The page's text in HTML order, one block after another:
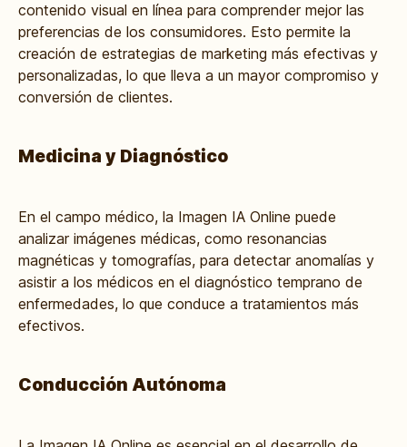
contenido visual en línea para comprender mejor las
preferencias de los consumidores. Esto permite la
creación de estrategias de marketing más efectivas y
personalizadas, lo que lleva a un mayor compromiso y
conversión de clientes.
Medicina y Diagnóstico
En el campo médico, la Imagen IA Online puede
analizar imágenes médicas, como resonancias
magnéticas y tomografías, para detectar anomalías y
asistir a los médicos en el diagnóstico temprano de
enfermedades, lo que conduce a tratamientos más
efectivos.
Conducción Autónoma